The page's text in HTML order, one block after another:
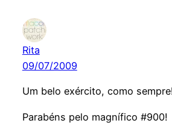
Rita
09/07/2009
Um belo exército, como
Parabéns pelo magnífico #900!